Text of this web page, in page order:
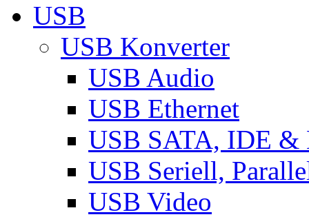
USB
USB Konverter
USB Audio
USB Ethernet
USB SATA, IDE &
USB Seriell,
USB Video